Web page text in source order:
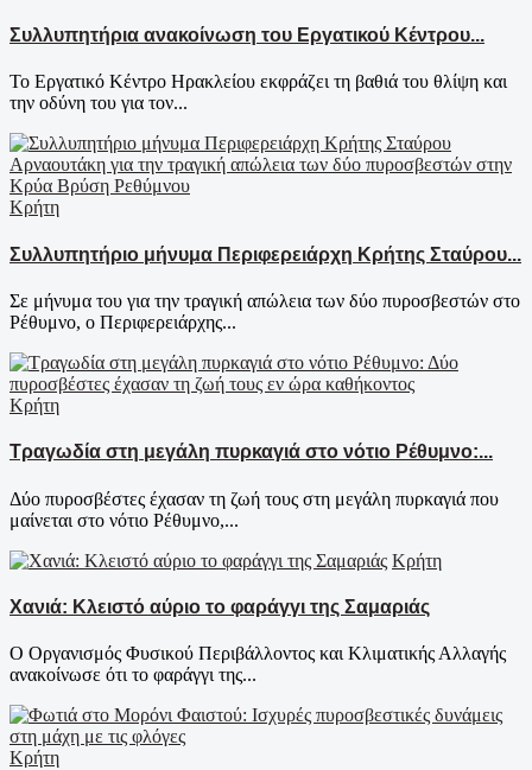
Συλλυπητήρια ανακοίνωση του Εργατικού Κέντρου...
Το Εργατικό Κέντρο Ηρακλείου εκφράζει τη βαθιά του θλίψη και
την οδύνη του για τον...
Κρήτη
Συλλυπητήριο μήνυμα Περιφερειάρχη Κρήτης Σταύρου...
Σε μήνυμα του για την τραγική απώλεια των δύο πυροσβεστών στο
Ρέθυμνο, ο Περιφερειάρχης...
Κρήτη
Τραγωδία στη μεγάλη πυρκαγιά στο νότιο Ρέθυμνο:...
Δύο πυροσβέστες έχασαν τη ζωή τους στη μεγάλη πυρκαγιά που
μαίνεται στο νότιο Ρέθυμνο,...
Κρήτη
Χανιά: Κλειστό αύριο το φαράγγι της Σαμαριάς
Ο Οργανισμός Φυσικού Περιβάλλοντος και Κλιματικής Αλλαγής
ανακοίνωσε ότι το φαράγγι της...
Κρήτη